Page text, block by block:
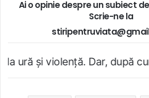
Ai o opinie despre un subiect
Scrie-ne la
Dar, după cum